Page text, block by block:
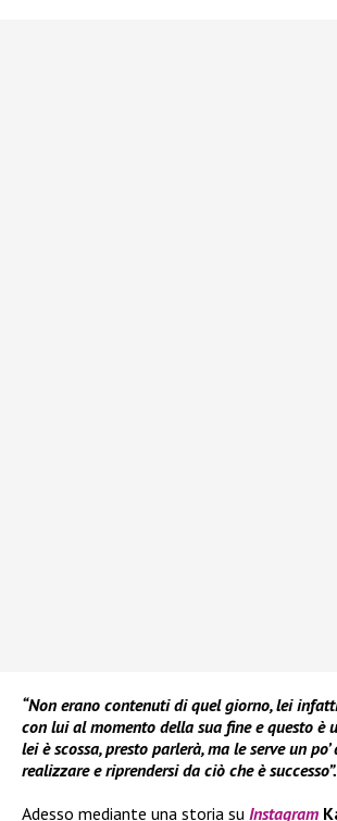
“Non erano contenuti di quel giorno, lei
con lui al momento della sua fine e questo è
lei è scossa, presto parlerà, ma le serve un
realizzare e riprendersi da ciò che è successo”.
Adesso mediante una storia su Instagram